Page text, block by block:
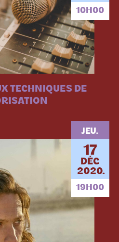
10H00
TECHNIQUES DE
JEU.
17
DÉC
2020.
19H00